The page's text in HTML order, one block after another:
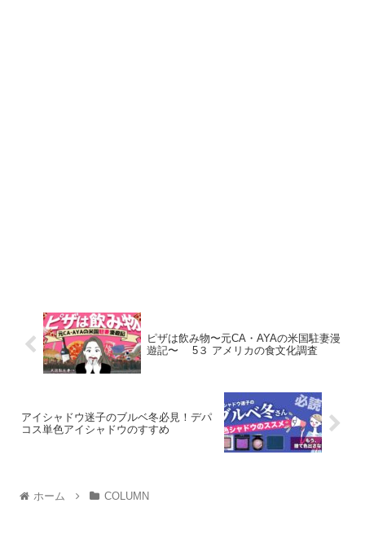
ピザは飲み物〜元CA・AYAの米国駐妻漫
遊記〜 5３ アメリカの食文化調査
アイシャドウ迷子のブルベ冬必見！デパ
コス単色アイシャドウのすすめ
ホーム COLUMN